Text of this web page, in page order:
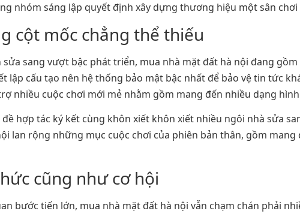
nhóm sáng lập quyết định xây dựng thương hiệu một sân
cột mốc chẳng thể thiếu
sang vượt bậc phát triển, mua nhà mặt đất hà nội đang
lập cấu tạo nên hệ thống bảo mật bậc nhất để bảo vệ tin tức
nhiều cuộc chơi mới mẻ nhằm gồm mang đến nhiều dạng
đề hợp tác ký kết cùng khôn xiết khôn xiết nhiều ngôi nhà sửa
lan rộng những mục cuộc chơi của phiên bản thân, gồm
cũng như cơ hội
bước tiến lớn, mua nhà mặt đất hà nội vẫn chạm chán phải